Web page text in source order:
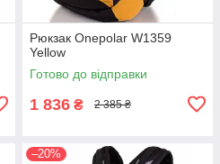
Рюкзак Onepolar W1359
Yellow
Готово до відправки
1 836 ₴ 2 385 ₴
–20%